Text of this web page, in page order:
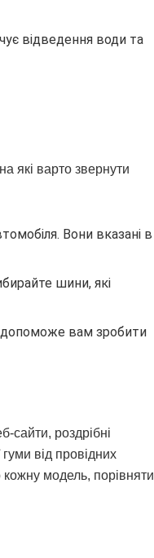
відведення води та
які варто звернути
Вони вказані в
шини, які
допоможе вам зробити
сайти, роздрібні
від провідних
модель, порівняти